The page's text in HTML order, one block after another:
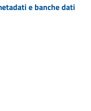
e banche dati